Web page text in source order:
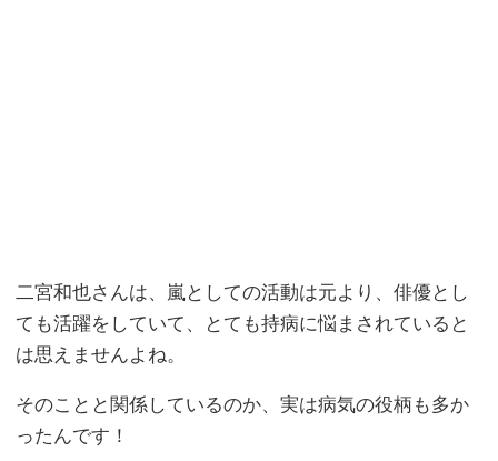
二宮和也さんは、嵐としての活動は元より、俳優とし
ても活躍をしていて、とても持病に悩まされていると
は思えませんよね。
そのことと関係しているのか、実は病気の役柄も多か
ったんです！